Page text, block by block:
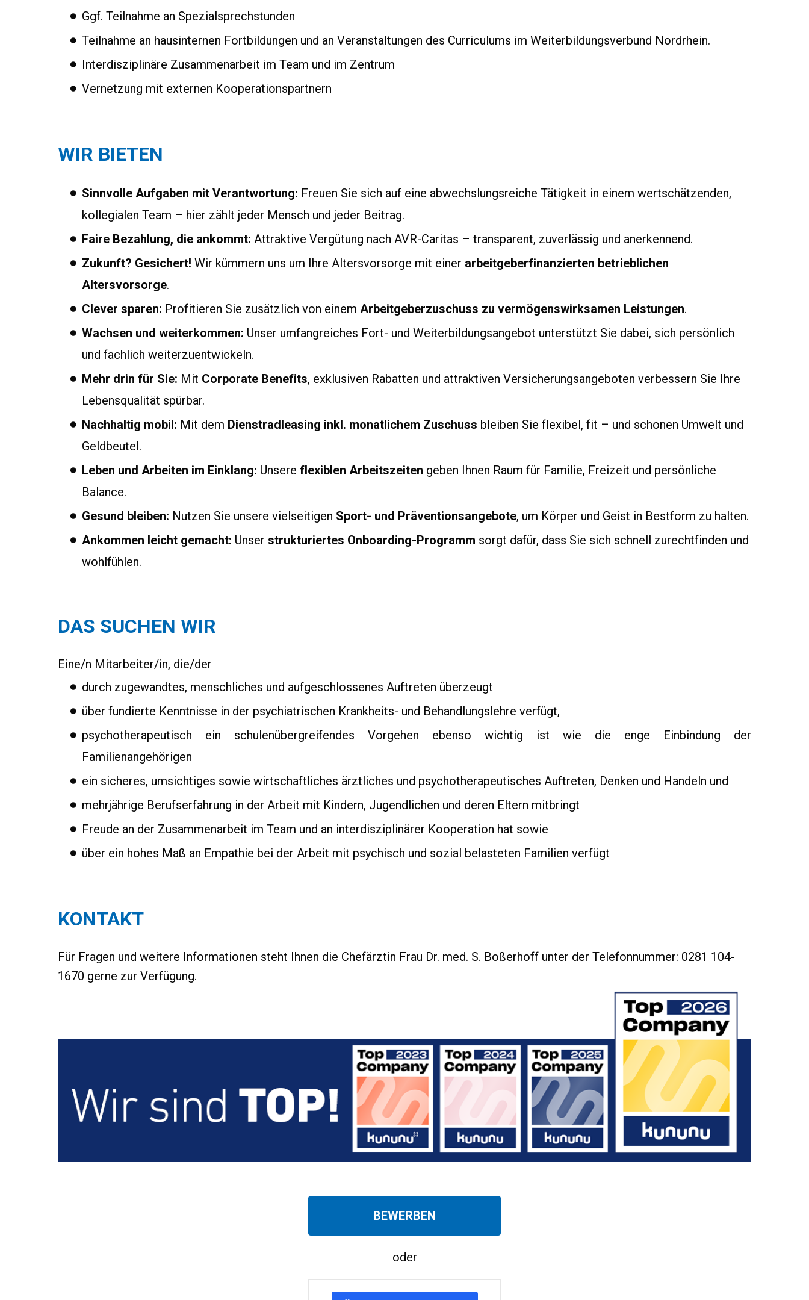
Ggf. Teilnahme an Spezialsprechstunden
Teilnahme an hausinternen Fortbildungen und an Veranstaltungen des Curriculums im Weiterbildungsverbund Nordrhein.
Interdisziplinäre Zusammenarbeit im Team und im Zentrum
Vernetzung mit externen Kooperationspartnern
WIR BIETEN
Sinnvolle Aufgaben mit Verantwortung: Freuen Sie sich auf eine abwechslungsreiche Tätigkeit in einem wertschätzenden,
kollegialen Team – hier zählt jeder Mensch und jeder Beitrag.
Faire Bezahlung, die ankommt: Attraktive Vergütung nach AVR-Caritas – transparent, zuverlässig und anerkennend.
Zukunft? Gesichert! Wir kümmern uns um Ihre Altersvorsorge mit einer arbeitgeberfinanzierten betrieblichen
Altersvorsorge.
Clever sparen: Profitieren Sie zusätzlich von einem Arbeitgeberzuschuss zu vermögenswirksamen Leistungen.
Wachsen und weiterkommen: Unser umfangreiches Fort- und Weiterbildungsangebot unterstützt Sie dabei, sich persönlich
und fachlich weiterzuentwickeln.
Mehr drin für Sie: Mit Corporate Benefits, exklusiven Rabatten und attraktiven Versicherungsangeboten verbessern Sie Ihre
Lebensqualität spürbar.
Nachhaltig mobil: Mit dem Dienstradleasing inkl. monatlichem Zuschuss bleiben Sie flexibel, fit – und schonen Umwelt und
Geldbeutel.
Leben und Arbeiten im Einklang: Unsere flexiblen Arbeitszeiten geben Ihnen Raum für Familie, Freizeit und persönliche
Balance.
Gesund bleiben: Nutzen Sie unsere vielseitigen Sport- und Präventionsangebote, um Körper und Geist in Bestform zu halten.
Ankommen leicht gemacht: Unser strukturiertes Onboarding-Programm sorgt dafür, dass Sie sich schnell zurechtfinden und
wohlfühlen.
DAS SUCHEN WIR
Eine/n Mitarbeiter/in, die/der
durch zugewandtes, menschliches und aufgeschlossenes Auftreten überzeugt
über fundierte Kenntnisse in der psychiatrischen Krankheits- und Behandlungslehre verfügt,
psychotherapeutisch ein schulenübergreifendes Vorgehen ebenso wichtig ist wie die enge Einbindung der
Familienangehörigen
ein sicheres, umsichtiges sowie wirtschaftliches ärztliches und psychotherapeutisches Auftreten, Denken und Handeln und
mehrjährige Berufserfahrung in der Arbeit mit Kindern, Jugendlichen und deren Eltern mitbringt
Freude an der Zusammenarbeit im Team und an interdisziplinärer Kooperation hat sowie
über ein hohes Maß an Empathie bei der Arbeit mit psychisch und sozial belasteten Familien verfügt
KONTAKT
Für Fragen und weitere Informationen steht Ihnen die Chefärztin Frau Dr. med. S. Boßerhoff unter der Telefonnummer: 0281 104-
1670 gerne zur Verfügung.
BEWERBEN
oder